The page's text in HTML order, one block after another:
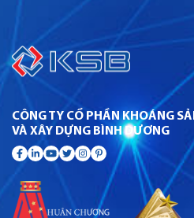
CÔNG TY CỔ PHẦN KHOÁNG
VÀ XÂY DỰNG BÌNH DƯƠNG